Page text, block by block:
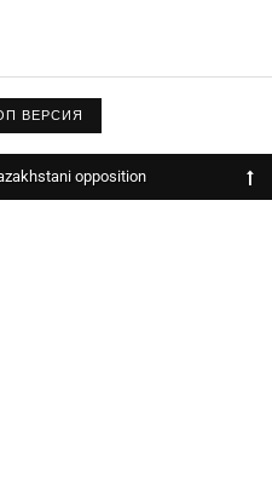
ВЕРСИЯ
opposition